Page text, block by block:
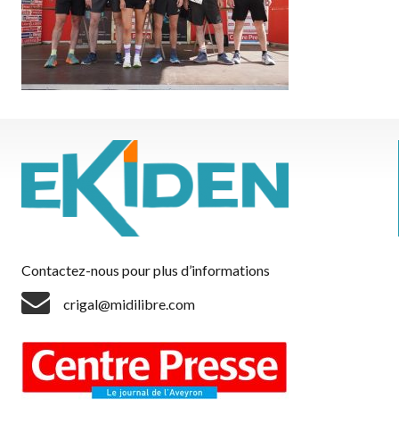
Contactez-nous pour plus d’informations
crigal@midilibre.com